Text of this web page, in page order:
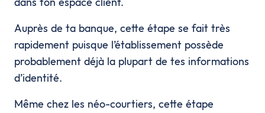
Auprès de ta banque, cette étape se fait très
rapidement puisque l’établissement possède
probablement déjà la plupart de tes informations
d’identité.
Même chez les néo-courtiers, cette étape